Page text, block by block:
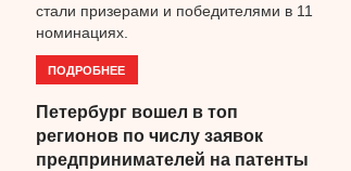
стали призерами и победителями в 11
номинациях.
ПОДРОБНЕЕ
Петербург вошел в топ
регионов по числу заявок
предпринимателей на патенты